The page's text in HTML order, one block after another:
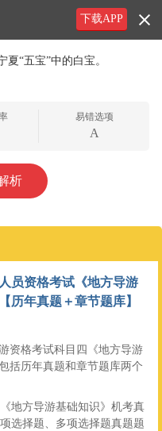
“五宝”中的白宝。
易错选项
A
析
员资格考试《地方导游
历年真题＋章节题库】
资格考试科目四《地方导游
括历年真题和章节题库两个
地方导游基础知识》机考真
选择题、多项选择题真题题
下载APP